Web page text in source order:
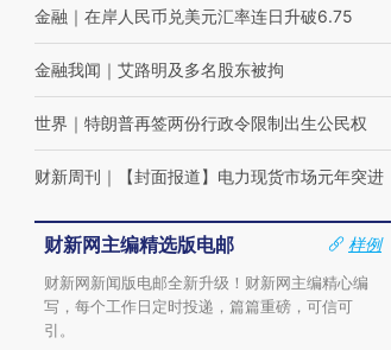
金融 ｜ 在岸人民币兑美元汇率连日升破6.75
金融我闻 ｜ 艾路明及多名股东被拘
世界 ｜ 特朗普再签两份行政令限制出生公民权
财新周刊 ｜ 【封面报道】电力现货市场元年突进
财新网主编精选版电邮
样例
财新网新闻版电邮全新升级！财新网主编精心编
写，每个工作日定时投递，篇篇重磅，可信可
引。